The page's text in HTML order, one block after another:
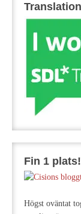
Fin 1 plats!
Högst oväntat